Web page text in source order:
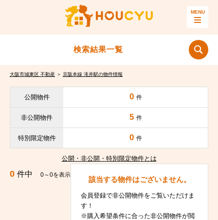
検索結果一覧
大阪市城東区 不動産 ＞ 京阪本線 滝井駅の物件情報
公開物件 0 件
非公開物件 5 件
特別限定物件 0 件
公開・非公開・特別限定物件とは
0 件中 0～0を表示
該当する物件はございません。
会員登録で非公開物件をご覧いただけま
す！
※購入希望条件に合った非公開物件が閲